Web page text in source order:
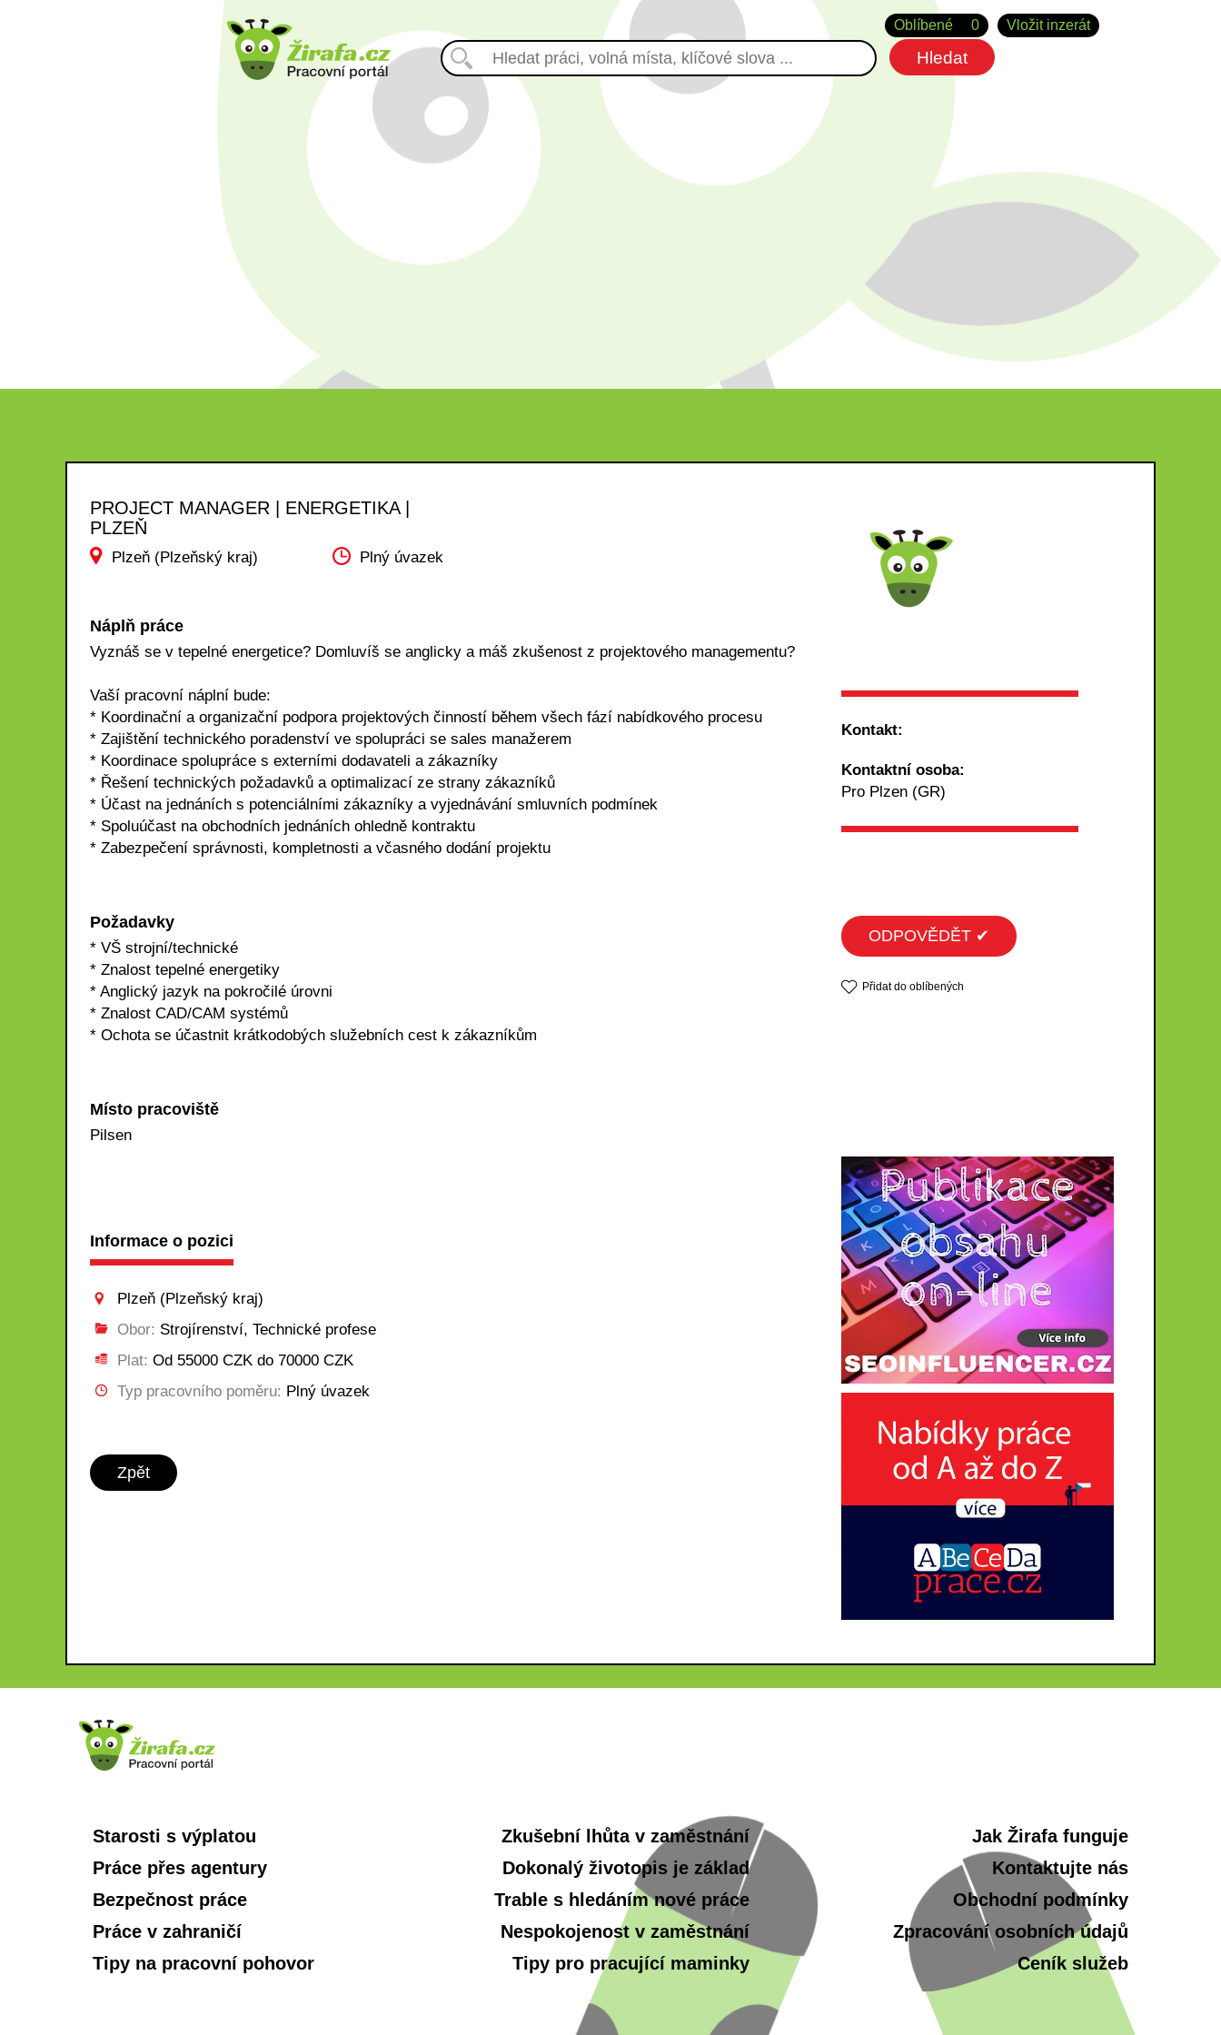
Vložit inzerát
Oblíbené 0
PROJECT MANAGER | ENERGETIKA |
PLZEŇ
Plzeň (Plzeňský kraj) Plný úvazek
Náplň práce
Vyznáš se v tepelné energetice? Domluvíš se anglicky a máš zkušenost z projektového managementu?
Vaší pracovní náplní bude:
* Koordinační a organizační podpora projektových činností během všech fází nabídkového procesu
* Zajištění technického poradenství ve spolupráci se sales manažerem
* Koordinace spolupráce s externími dodavateli a zákazníky
* Řešení technických požadavků a optimalizací ze strany zákazníků
* Účast na jednáních s potenciálními zákazníky a vyjednávání smluvních podmínek
* Spoluúčast na obchodních jednáních ohledně kontraktu
* Zabezpečení správnosti, kompletnosti a včasného dodání projektu
Požadavky
* VŠ strojní/technické
* Znalost tepelné energetiky
* Anglický jazyk na pokročilé úrovni
* Znalost CAD/CAM systémů
* Ochota se účastnit krátkodobých služebních cest k zákazníkům
Místo pracoviště
Pilsen
Informace o pozici
Plzeň (Plzeňský kraj)
Obor: Strojírenství, Technické profese
Plat: Od 55000 CZK do 70000 CZK
Typ pracovního poměru: Plný úvazek
Zpět
Kontakt:
Kontaktní osoba:
Pro Plzen (GR)
ODPOVĚDĚT ✔
Přidat do oblíbených
Starosti s výplatou
Práce přes agentury
Bezpečnost práce
Práce v zahraničí
Tipy na pracovní pohovor
Zkušební lhůta v zaměstnání
Dokonalý životopis je základ
Trable s hledáním nové práce
Nespokojenost v zaměstnání
Tipy pro pracující maminky
Jak Žirafa funguje
Kontaktujte nás
Obchodní podmínky
Zpracování osobních údajů
Ceník služeb